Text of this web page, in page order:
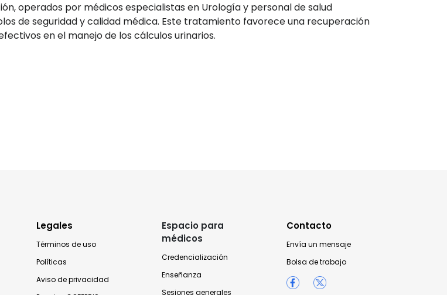
operados por médicos especialistas en Urología y personal de salud
de seguridad y calidad médica. Este tratamiento favorece una recuperación
en el manejo de los cálculos urinarios.
Legales
Términos de uso
Políticas
Aviso de privacidad
Espacio para
médicos
Credencialización
Enseñanza
Sesiones generales
Contacto
Envía un mensaje
Bolsa de trabajo